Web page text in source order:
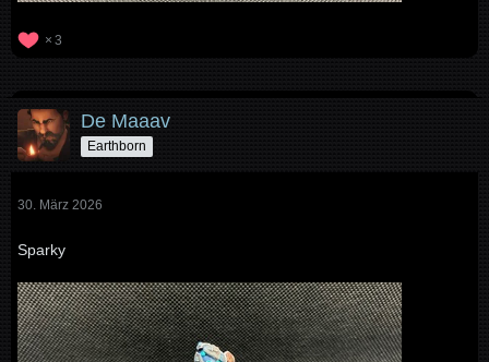
3
De Maaav
Earthborn
30. März 2026
Sparky